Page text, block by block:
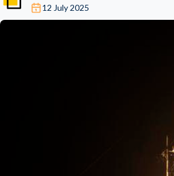
12 July 2025